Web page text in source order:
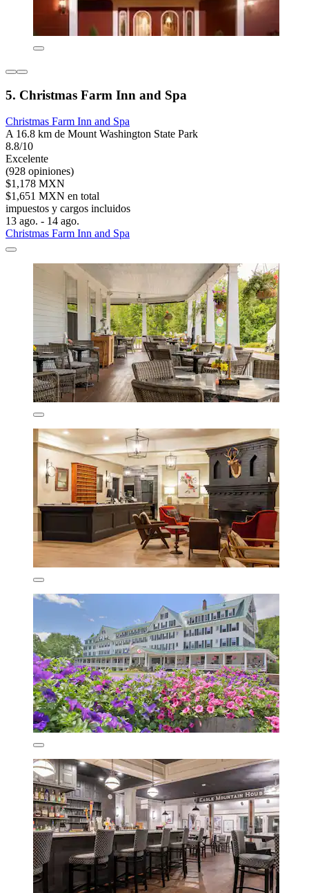
5. Christmas Farm Inn and Spa
Christmas Farm Inn and Spa
A 16.8 km de Mount Washington State Park
8.8/10
Excelente
(928 opiniones)
$1,178 MXN
$1,651 MXN en total
impuestos y cargos incluidos
13 ago. - 14 ago.
Christmas Farm Inn and Spa